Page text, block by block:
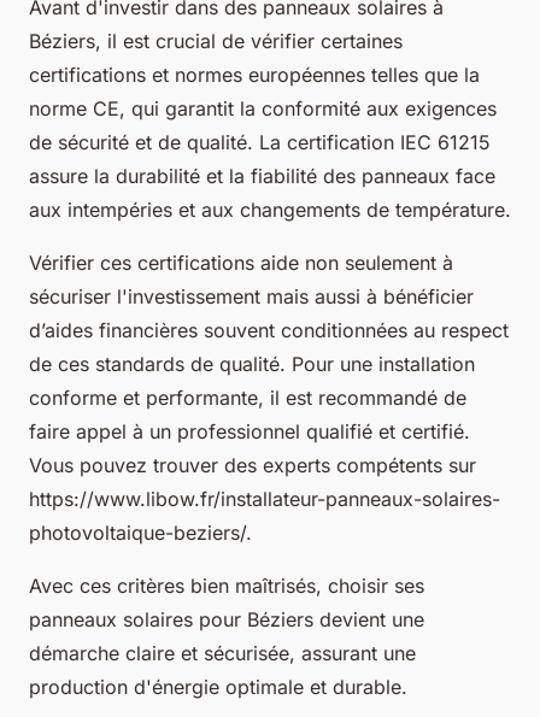
Avant d'investir dans des panneaux solaires à
Béziers, il est crucial de vérifier certaines
certifications et normes européennes telles que la
norme CE, qui garantit la conformité aux exigences
de sécurité et de qualité. La certification IEC 61215
assure la durabilité et la fiabilité des panneaux face
aux intempéries et aux changements de température.
Vérifier ces certifications aide non seulement à
sécuriser l'investissement mais aussi à bénéficier
d’aides financières souvent conditionnées au respect
de ces standards de qualité. Pour une installation
conforme et performante, il est recommandé de
faire appel à un professionnel qualifié et certifié.
Vous pouvez trouver des experts compétents sur
https://www.libow.fr/installateur-panneaux-solaires-
photovoltaique-beziers/.
Avec ces critères bien maîtrisés, choisir ses
panneaux solaires pour Béziers devient une
démarche claire et sécurisée, assurant une
production d'énergie optimale et durable.